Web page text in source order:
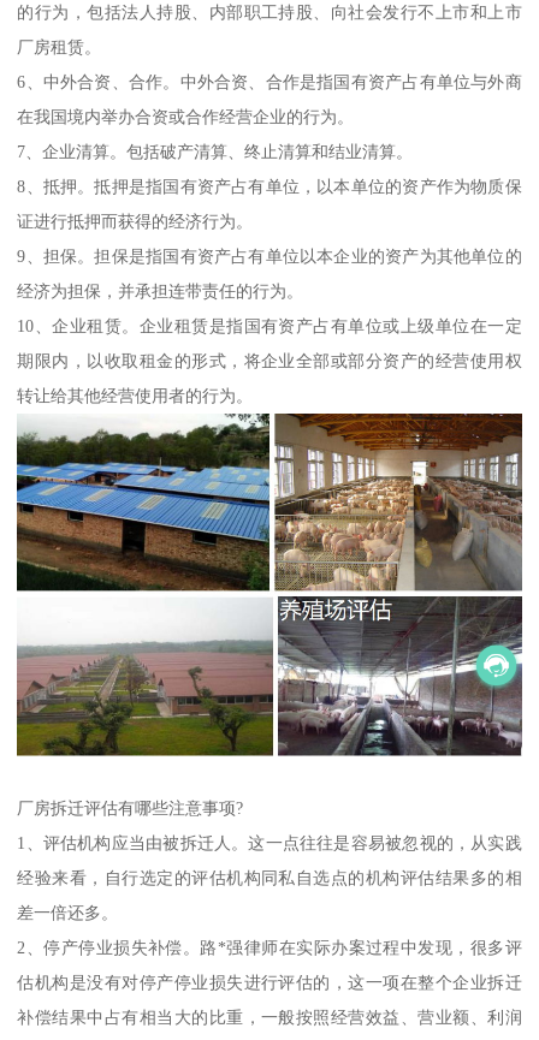
的行为，包括法人持股、内部职工持股、向社会发行不上市和上市
厂房租赁。
6、中外合资、合作。中外合资、合作是指国有资产占有单位与外商
在我国境内举办合资或合作经营企业的行为。
7、企业清算。包括破产清算、终止清算和结业清算。
8、抵押。抵押是指国有资产占有单位，以本单位的资产作为物质保
证进行抵押而获得的经济行为。
9、担保。担保是指国有资产占有单位以本企业的资产为其他单位的
经济为担保，并承担连带责任的行为。
10、企业租赁。企业租赁是指国有资产占有单位或上级单位在一定
期限内，以收取租金的形式，将企业全部或部分资产的经营使用权
转让给其他经营使用者的行为。
厂房拆迁评估有哪些注意事项?
1、评估机构应当由被拆迁人。这一点往往是容易被忽视的，从实践
经验来看，自行选定的评估机构同私自选点的机构评估结果多的相
差一倍还多。
2、停产停业损失补偿。路*强律师在实际办案过程中发现，很多评
估机构是没有对停产停业损失进行评估的，这一项在整个企业拆迁
补偿结果中占有相当大的比重，一般按照经营效益、营业额、利润